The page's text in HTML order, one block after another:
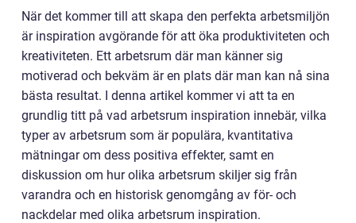
När det kommer till att skapa den perfekta arbetsmiljön
är inspiration avgörande för att öka produktiviteten och
kreativiteten. Ett arbetsrum där man känner sig
motiverad och bekväm är en plats där man kan nå sina
bästa resultat. I denna artikel kommer vi att ta en
grundlig titt på vad arbetsrum inspiration innebär, vilka
typer av arbetsrum som är populära, kvantitativa
mätningar om dess positiva effekter, samt en
diskussion om hur olika arbetsrum skiljer sig från
varandra och en historisk genomgång av för- och
nackdelar med olika arbetsrum inspiration.